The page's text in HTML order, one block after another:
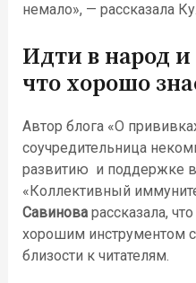
немало», — рассказала
Идти в народ и
что хорошо
Автор блога «О
соучредительница
развитию и поддержке
«Коллективный
Савиноварассказала,
хорошим инструментом
близости к читателям.